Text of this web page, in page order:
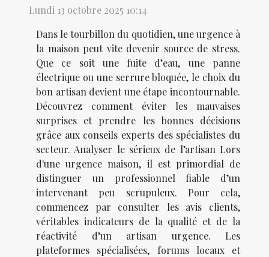
Lundi 13 octobre 2025 10:14
Dans le tourbillon du quotidien, une urgence à
la maison peut vite devenir source de stress.
Que ce soit une fuite d’eau, une panne
électrique ou une serrure bloquée, le choix du
bon artisan devient une étape incontournable.
Découvrez comment éviter les mauvaises
surprises et prendre les bonnes décisions
grâce aux conseils experts des spécialistes du
secteur. Analyser le sérieux de l’artisan Lors
d'une urgence maison, il est primordial de
distinguer un professionnel fiable d’un
intervenant peu scrupuleux. Pour cela,
commencez par consulter les avis clients,
véritables indicateurs de la qualité et de la
réactivité d’un artisan urgence. Les
plateformes spécialisées, forums locaux et